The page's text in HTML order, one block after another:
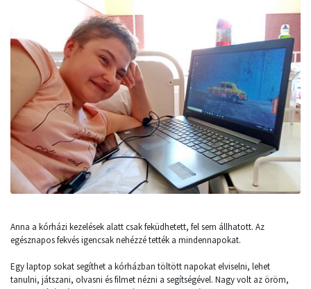
Anna a kórházi kezelések alatt csak feküdhetett, fel sem állhatott. Az
egésznapos fekvés igencsak nehézzé tették a mindennapokat.
Egy laptop sokat segíthet a kórházban töltött napokat elviselni, lehet
tanulni, játszani, olvasni és filmet nézni a segítségével. Nagy volt az öröm,